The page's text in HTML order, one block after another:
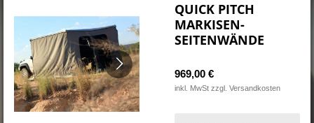
QUICK PITCH
MARKISEN-
SEITENWÄNDE
969,00 €
inkl. MwSt zzgl. Versandkosten